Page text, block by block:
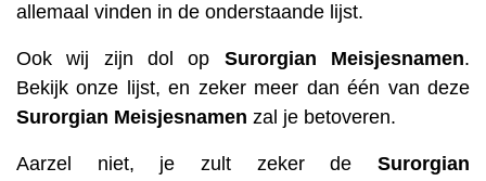
allemaal vinden in de onderstaande lijst.
Ook wij zijn dol op Surorgian Meisjesnamen.
Bekijk onze lijst, en zeker meer dan één van deze
Surorgian Meisjesnamen zal je betoveren.
Aarzel niet, je zult zeker de Surorgian